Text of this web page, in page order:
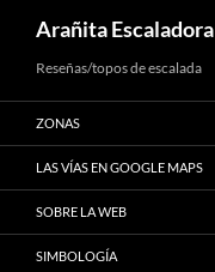
to
content
Arañita Escaladora
Reseñas/topos de escalada
ZONAS
LAS VÍAS EN GOOGLE MAPS
SOBRE LA WEB
SIMBOLOGÍA